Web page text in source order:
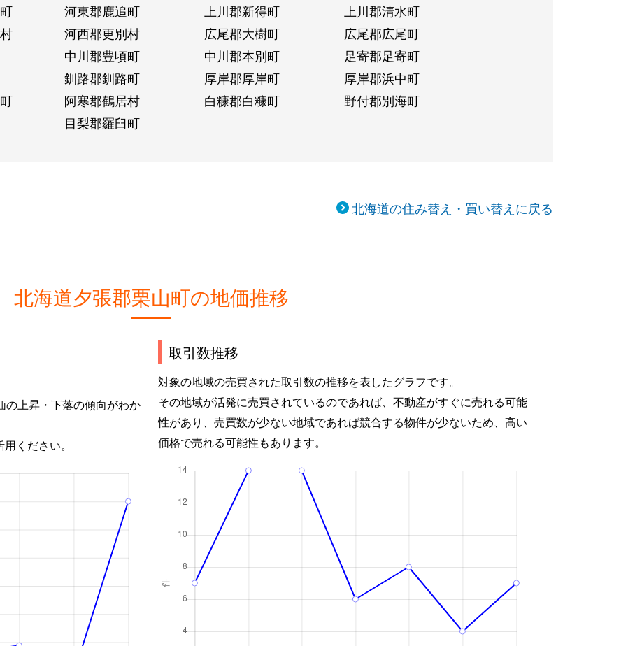
河東郡鹿追町 上川郡新得町
上川郡清水町
河西郡更別村 広尾郡大樹町
広尾郡広尾町
中川郡豊頃町 中川郡本別町
足寄郡足寄町
釧路郡釧路町 厚岸郡厚岸町
厚岸郡浜中町
阿寒郡鶴居村 白糠郡白糠町
野付郡別海町
目梨郡羅臼町
北海道の住み替え・買い替えに戻る
北海道夕張郡栗山町の地価推移
の上昇・下落の傾向がわか
ください。
取引数推移
対象の地域の売買された取引数の推移を表したグラフです。
その地域が活発に売買されているのであれば、不動産がすぐに売れる可能
性があり、売買数が少ない地域であれば競合する物件が少ないため、高い
価格で売れる可能性もあります。